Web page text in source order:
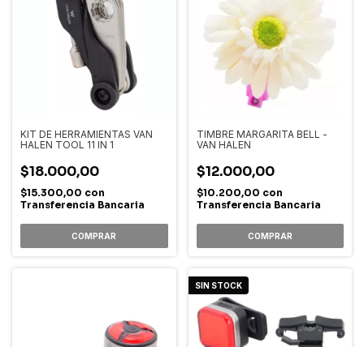
KIT DE HERRAMIENTAS VAN
HALEN TOOL 11 IN 1
$18.000,00
$15.300,00 con
Transferencia Bancaria
TIMBRE MARGARITA BELL -
VAN HALEN
$12.000,00
$10.200,00 con
Transferencia Bancaria
SIN STOCK